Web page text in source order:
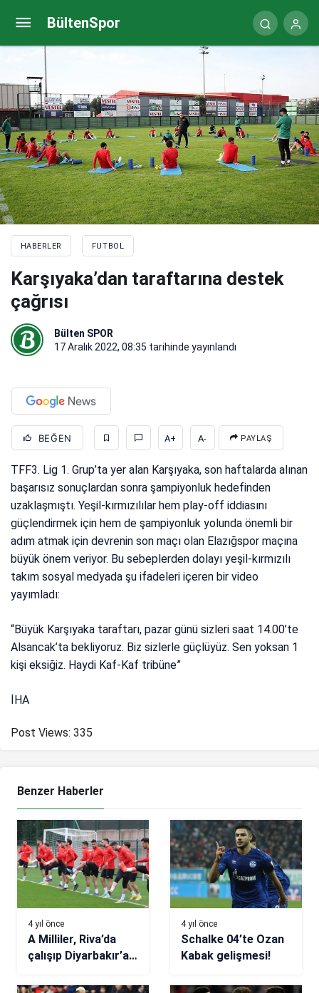
BültenSpor
HABERLER FUTBOL
Karşıyaka’dan taraftarına destek
çağrısı
Bülten SPOR
17 Aralık 2022, 08:35 tarihinde yayınlandı
BEĞEN A+ A- PAYLAŞ
TFF3. Lig 1. Grup’ta yer alan Karşıyaka, son haftalarda alınan
başarısız sonuçlardan sonra şampiyonluk hedefinden
uzaklaşmıştı. Yeşil-kırmızılılar hem play-off iddiasını
güçlendirmek için hem de şampiyonluk yolunda önemli bir
adım atmak için devrenin son maçı olan Elazığspor maçına
büyük önem veriyor. Bu sebeplerden dolayı yeşil-kırmızılı
takım sosyal medyada şu ifadeleri içeren bir video
yayımladı:
“Büyük Karşıyaka taraftarı, pazar günü sizleri saat 14.00’te
Alsancak’ta bekliyoruz. Biz sizlerle güçlüyüz. Sen yoksan 1
kişi eksiğiz. Haydi Kaf-Kaf tribüne”
İHA
Post Views: 335
Benzer Haberler
4 yıl önce
A Milliler, Riva’da
çalışıp Diyarbakır’a
4 yıl önce
Schalke 04’te Ozan
Kabak gelişmesi!
Dünya Kupası finali Mbappe ve Messi’nin gol krallığı
yarışına da sahne olacak